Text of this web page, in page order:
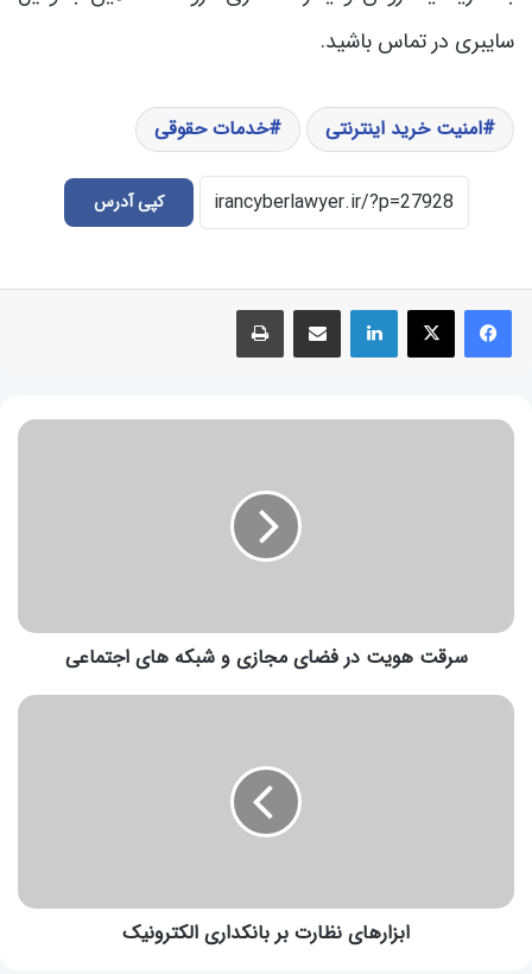
سایبری در تماس باشید.
امنیت خرید اینترنتی خدمات حقوقی
کپی آدرس
سرقت هویت در فضای مجازی و شبکه های اجتماعی
ابزارهای نظارت بر بانکداری الکترونیک